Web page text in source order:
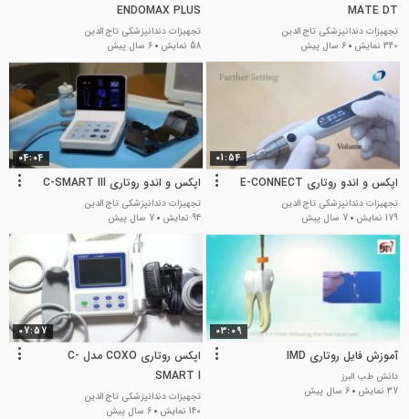
MATE DT
تجهیزات دندانپزشکی تاج الدین
340 نمایش
6 سال پیش
ENDOMAX PLUS
تجهیزات دندانپزشکی تاج الدین
58 نمایش
6 سال پیش
01:54
اپکس و اندو روتاری E-CONNECT
تجهیزات دندانپزشکی تاج الدین
179 نمایش
7 سال پیش
04:04
اپکس و اندو روتاری C-SMART III
تجهیزات دندانپزشکی تاج الدین
94 نمایش
7 سال پیش
03:09
آموزش فایل روتاری IMD
دانش طب البرز
37 نمایش
6 سال پیش
07:57
اپکس روتاری COXO مدل C-
SMART I
تجهیزات دندانپزشکی تاج الدین
140 نمایش
6 سال پیش